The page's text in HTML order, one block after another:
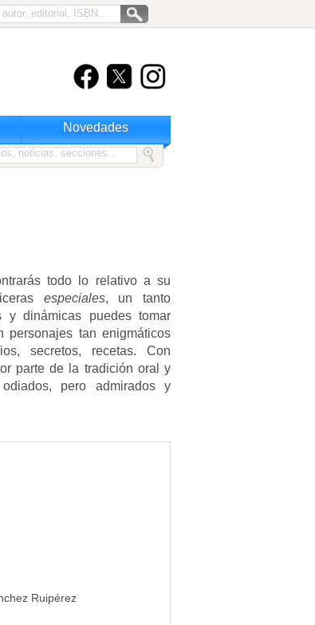
Novedades
todo lo relativo a su
especiales, un tanto
y dinámicas puedes tomar
tan enigmáticos
secretos, recetas. Con
parte de la tradición oral y
pero admirados y
Ruipérez